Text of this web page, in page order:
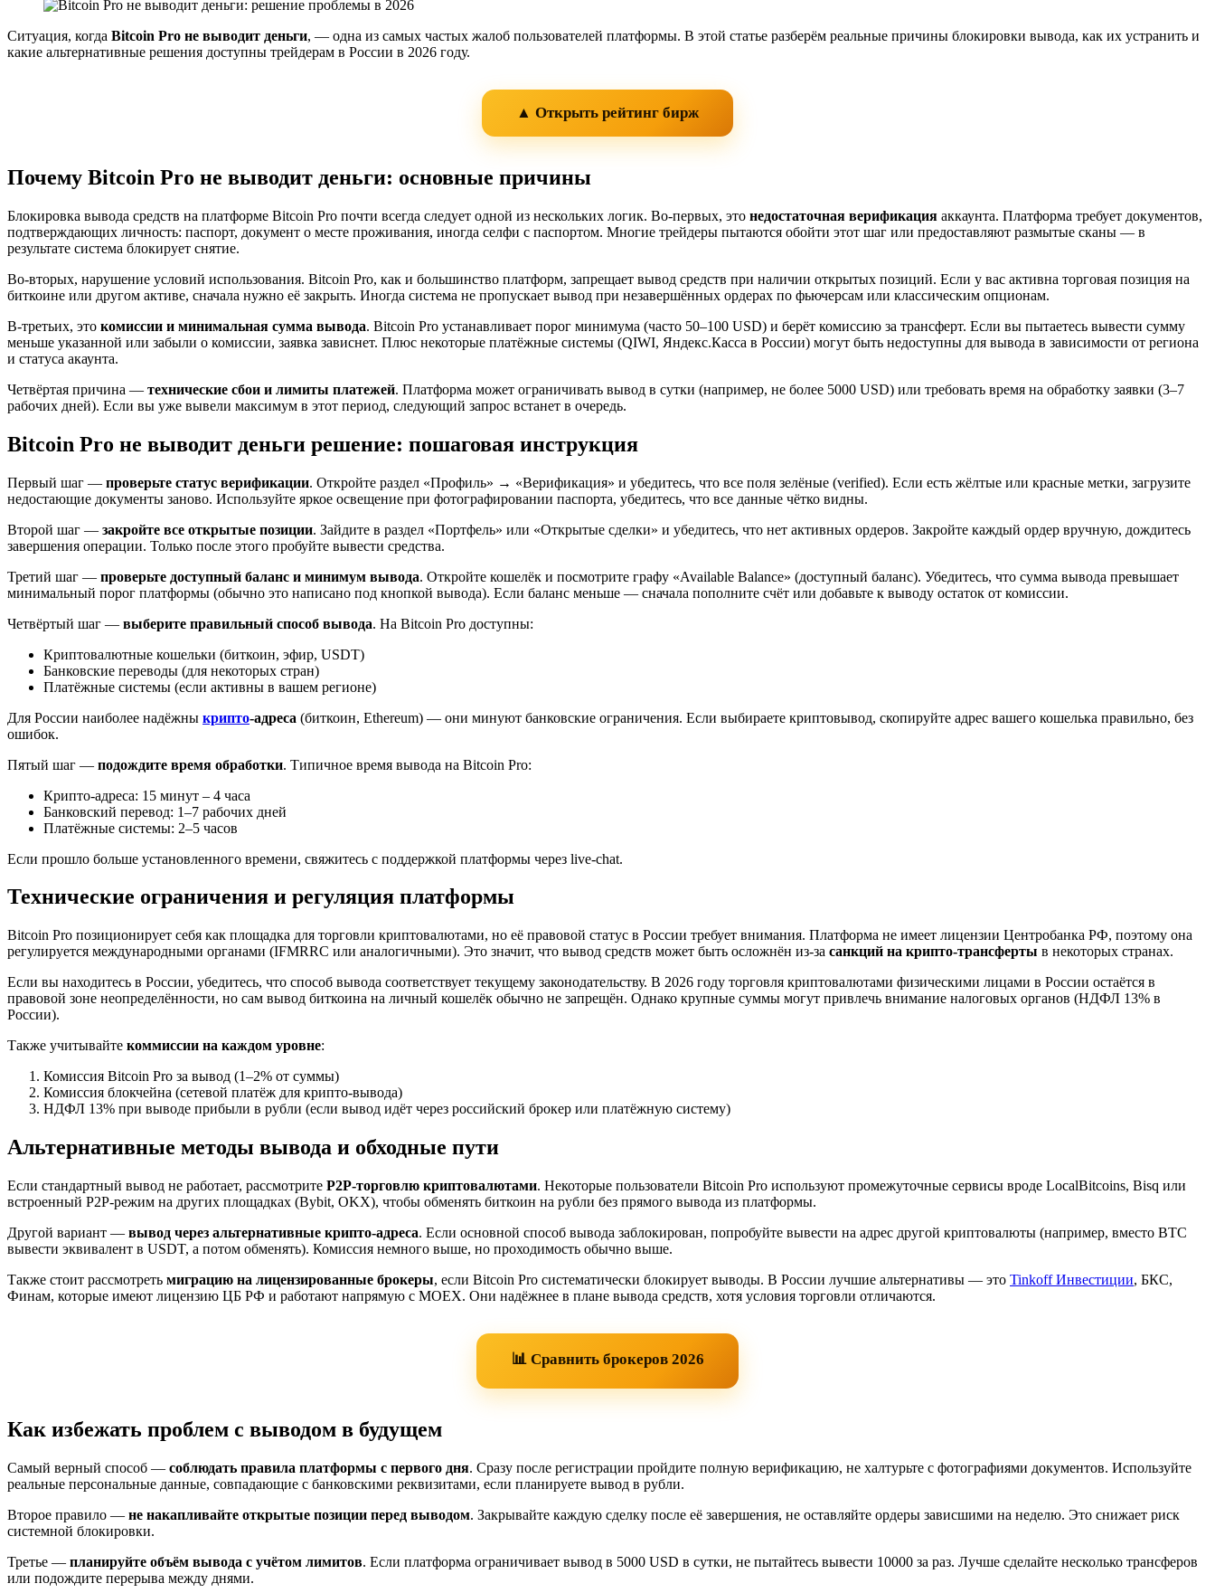
Ситуация, когда Bitcoin Pro не выводит деньги, — одна из самых частых жалоб пользователей платформы. В этой статье разберём реальные причины блокировки вывода, как их устранить и
какие альтернативные решения доступны трейдерам в России в 2026 году.
▲ Открыть рейтинг бирж
Почему Bitcoin Pro не выводит деньги: основные причины
Блокировка вывода средств на платформе Bitcoin Pro почти всегда следует одной из нескольких логик. Во-первых, это недостаточная верификация аккаунта. Платформа требует документов,
подтверждающих личность: паспорт, документ о месте проживания, иногда селфи с паспортом. Многие трейдеры пытаются обойти этот шаг или предоставляют размытые сканы — в
результате система блокирует снятие.
Во-вторых, нарушение условий использования. Bitcoin Pro, как и большинство платформ, запрещает вывод средств при наличии открытых позиций. Если у вас активна торговая позиция на
биткоине или другом активе, сначала нужно её закрыть. Иногда система не пропускает вывод при незавершённых ордерах по фьючерсам или классическим опционам.
В-третьих, это комиссии и минимальная сумма вывода. Bitcoin Pro устанавливает порог минимума (часто 50–100 USD) и берёт комиссию за трансферт. Если вы пытаетесь вывести сумму
меньше указанной или забыли о комиссии, заявка зависнет. Плюс некоторые платёжные системы (QIWI, Яндекс.Касса в России) могут быть недоступны для вывода в зависимости от региона
и статуса акаунта.
Четвёртая причина — технические сбои и лимиты платежей. Платформа может ограничивать вывод в сутки (например, не более 5000 USD) или требовать время на обработку заявки (3–7
рабочих дней). Если вы уже вывели максимум в этот период, следующий запрос встанет в очередь.
Bitcoin Pro не выводит деньги решение: пошаговая инструкция
Первый шаг — проверьте статус верификации. Откройте раздел «Профиль» → «Верификация» и убедитесь, что все поля зелёные (verified). Если есть жёлтые или красные метки, загрузите
недостающие документы заново. Используйте яркое освещение при фотографировании паспорта, убедитесь, что все данные чётко видны.
Второй шаг — закройте все открытые позиции. Зайдите в раздел «Портфель» или «Открытые сделки» и убедитесь, что нет активных ордеров. Закройте каждый ордер вручную, дождитесь
завершения операции. Только после этого пробуйте вывести средства.
Третий шаг — проверьте доступный баланс и минимум вывода. Откройте кошелёк и посмотрите графу «Available Balance» (доступный баланс). Убедитесь, что сумма вывода превышает
минимальный порог платформы (обычно это написано под кнопкой вывода). Если баланс меньше — сначала пополните счёт или добавьте к выводу остаток от комиссии.
Четвёртый шаг — выберите правильный способ вывода. На Bitcoin Pro доступны:
Криптовалютные кошельки (биткоин, эфир, USDT)
Банковские переводы (для некоторых стран)
Платёжные системы (если активны в вашем регионе)
Для России наиболее надёжны крипто-адреса (биткоин, Ethereum) — они минуют банковские ограничения. Если выбираете криптовывод, скопируйте адрес вашего кошелька правильно, без
ошибок.
Пятый шаг — подождите время обработки. Типичное время вывода на Bitcoin Pro:
Крипто-адреса: 15 минут – 4 часа
Банковский перевод: 1–7 рабочих дней
Платёжные системы: 2–5 часов
Если прошло больше установленного времени, свяжитесь с поддержкой платформы через live-chat.
Технические ограничения и регуляция платформы
Bitcoin Pro позиционирует себя как площадка для торговли криптовалютами, но её правовой статус в России требует внимания. Платформа не имеет лицензии Центробанка РФ, поэтому она
регулируется международными органами (IFMRRC или аналогичными). Это значит, что вывод средств может быть осложнён из-за санкций на крипто-трансферты в некоторых странах.
Если вы находитесь в России, убедитесь, что способ вывода соответствует текущему законодательству. В 2026 году торговля криптовалютами физическими лицами в России остаётся в
правовой зоне неопределённости, но сам вывод биткоина на личный кошелёк обычно не запрещён. Однако крупные суммы могут привлечь внимание налоговых органов (НДФЛ 13% в
России).
Также учитывайте коммиссии на каждом уровне:
Комиссия Bitcoin Pro за вывод (1–2% от суммы)
Комиссия блокчейна (сетевой платёж для крипто-вывода)
НДФЛ 13% при выводе прибыли в рубли (если вывод идёт через российский брокер или платёжную систему)
Альтернативные методы вывода и обходные пути
Если стандартный вывод не работает, рассмотрите P2P-торговлю криптовалютами. Некоторые пользователи Bitcoin Pro используют промежуточные сервисы вроде LocalBitcoins, Bisq или
встроенный P2P-режим на других площадках (Bybit, OKX), чтобы обменять биткоин на рубли без прямого вывода из платформы.
Другой вариант — вывод через альтернативные крипто-адреса. Если основной способ вывода заблокирован, попробуйте вывести на адрес другой криптовалюты (например, вместо BTC
вывести эквивалент в USDT, а потом обменять). Комиссия немного выше, но проходимость обычно выше.
Также стоит рассмотреть миграцию на лицензированные брокеры, если Bitcoin Pro систематически блокирует выводы. В России лучшие альтернативы — это Tinkoff Инвестиции, БКС,
Финам, которые имеют лицензию ЦБ РФ и работают напрямую с MOEX. Они надёжнее в плане вывода средств, хотя условия торговли отличаются.
📊 Сравнить брокеров 2026
Как избежать проблем с выводом в будущем
Самый верный способ — соблюдать правила платформы с первого дня. Сразу после регистрации пройдите полную верификацию, не халтурьте с фотографиями документов. Используйте
реальные персональные данные, совпадающие с банковскими реквизитами, если планируете вывод в рубли.
Второе правило — не накапливайте открытые позиции перед выводом. Закрывайте каждую сделку после её завершения, не оставляйте ордеры зависшими на неделю. Это снижает риск
системной блокировки.
Третье — планируйте объём вывода с учётом лимитов. Если платформа ограничивает вывод в 5000 USD в сутки, не пытайтесь вывести 10000 за раз. Лучше сделайте несколько трансферов
или подождите перерыва между днями.